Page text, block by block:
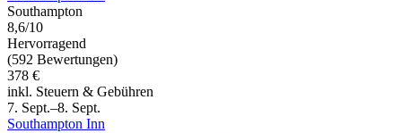
Southampton
8,6/10
Hervorragend
(592 Bewertungen)
378 €
inkl. Steuern & Gebühren
7. Sept.–8. Sept.
Southampton Inn